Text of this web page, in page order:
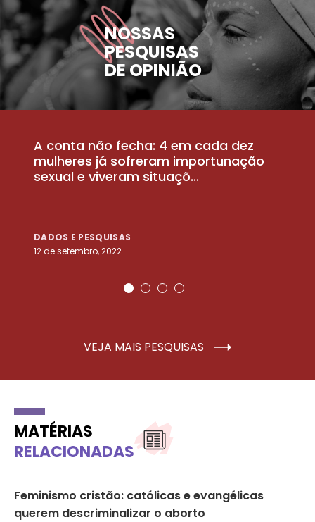
NOSSAS
PESQUISAS
DE OPINIÃO
A conta não fecha: 4 em cada dez
mulheres já sofreram importunação
sexual e viveram situaçõ...
DADOS E PESQUISAS
12 de setembro, 2022
VEJA MAIS PESQUISAS
MATÉRIAS
RELACIONADAS
Feminismo cristão: católicas e evangélicas
querem descriminalizar o aborto